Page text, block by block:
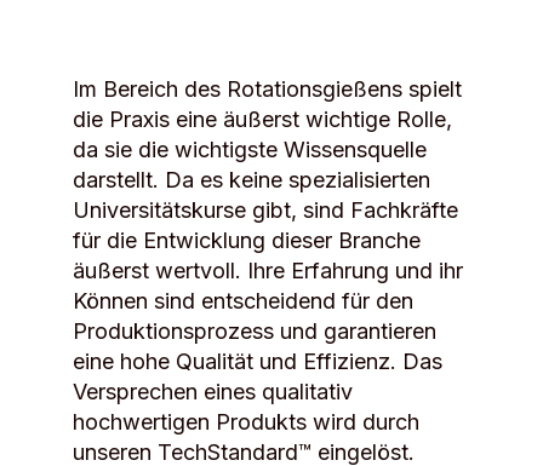
Im Bereich des Rotationsgießens spielt
die Praxis eine äußerst wichtige Rolle,
da sie die wichtigste Wissensquelle
darstellt. Da es keine spezialisierten
Universitätskurse gibt, sind Fachkräfte
für die Entwicklung dieser Branche
äußerst wertvoll. Ihre Erfahrung und ihr
Können sind entscheidend für den
Produktionsprozess und garantieren
eine hohe Qualität und Effizienz. Das
Versprechen eines qualitativ
hochwertigen Produkts wird durch
unseren TechStandard™ eingelöst.